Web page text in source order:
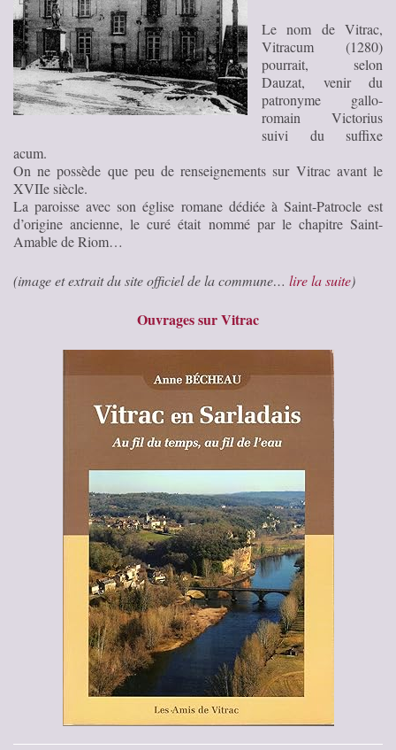
Le nom de Vitrac,
Vitracum (1280)
pourrait, selon
Dauzat, venir du
patronyme gallo-
romain Victorius
suivi du suffixe
acum.
On ne possède que peu de renseignements sur Vitrac avant le
XVIIe siècle.
La paroisse avec son église romane dédiée à Saint-Patrocle est
d’origine ancienne, le curé était nommé par le chapitre Saint-
Amable de Riom…
(image et extrait du site officiel de la commune… lire la suite)
Ouvrages sur Vitrac